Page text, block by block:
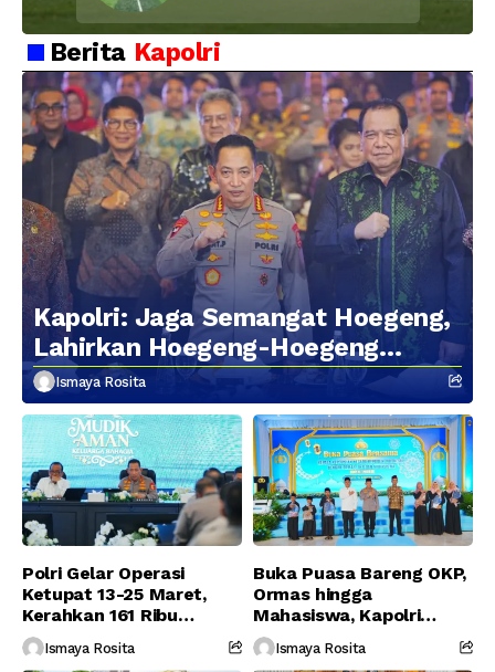
Kebersamaan Personel
Berita Kapolri
Kapolri: Jaga Semangat Hoegeng,
Lahirkan Hoegeng-Hoegeng
Berikutnya
Ismaya Rosita
Polri Gelar Operasi
Ketupat 13-25 Maret,
Kerahkan 161 Ribu
Personel Gabungan
Ismaya Rosita
Buka Puasa Bareng OKP,
Ormas hingga
Mahasiswa, Kapolri
Serukan Jaga
Persatuan-Dukung
Ismaya Rosita